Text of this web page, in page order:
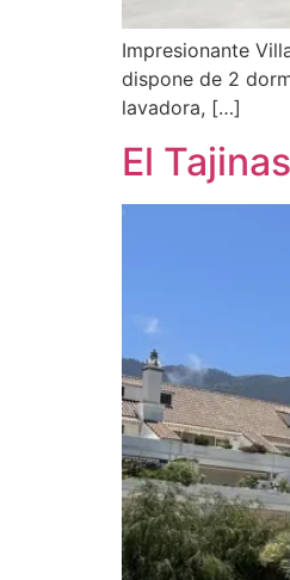
Impresionante
dispone de 2
lavadora, […]
El